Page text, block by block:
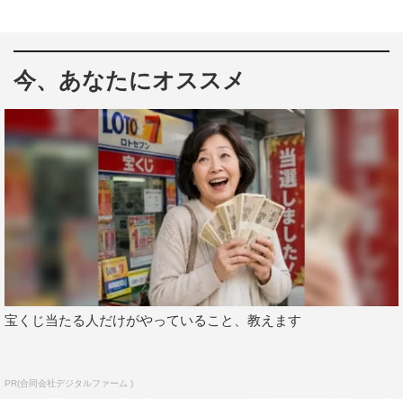
今、あなたにオススメ
宝くじ当たる人だけがやっていること、教えます
PR(合同会社デジタルファーム )